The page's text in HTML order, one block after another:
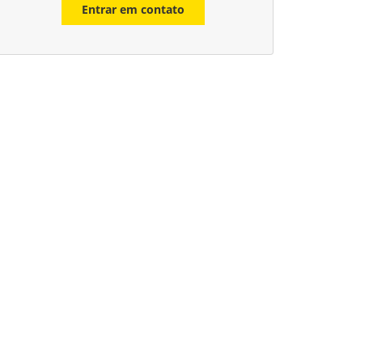
Entrar em contato